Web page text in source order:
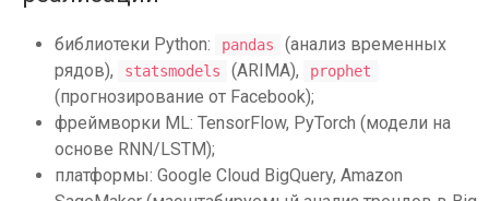
библиотеки Python: pandas
(анализ временных
рядов),
statsmodels (ARIMA), prophet
(прогнозирование от Facebook);
фреймворки ML: TensorFlow, PyTorch (модели на
основе RNN/LSTM);
платформы: Google Cloud BigQuery, Amazon